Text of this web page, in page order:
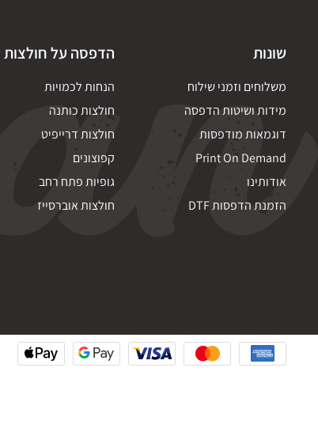
שונות
משלוחים וזמני שילוח
מידות ושיטות הדפסה
דוגמאות מודפסות
Print On Demand
אודותינו
הזמנת הדפסות DTF
הדפסה על חולצות
הנחות לכמויות
חולצות כותנה
חולצות דרייפיט
קפוצונים
גופיות פתח רחב
חולצות אוברסייז